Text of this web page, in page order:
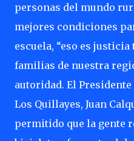
personas del mundo
mejores condiciones
escuela, “eso es
familias de nuestra
autoridad. El Presidente
Los Quillayes, Juan
permitido que la gente